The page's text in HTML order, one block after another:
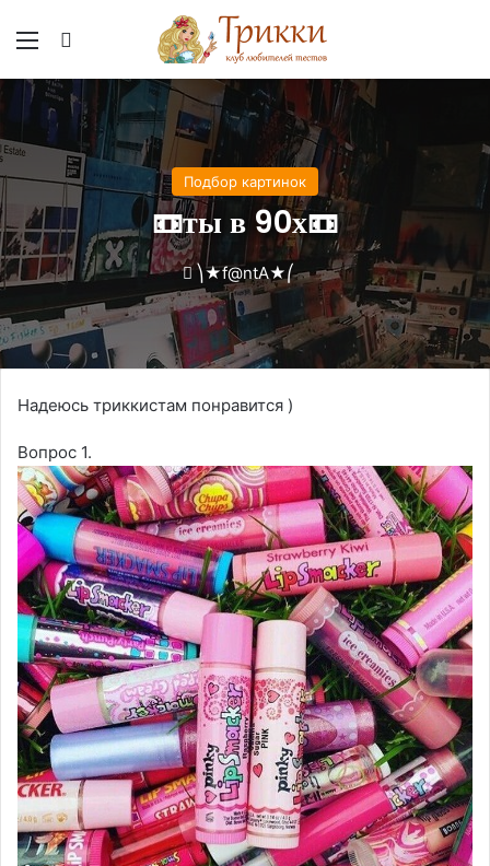
Меню
Подбор картинок
📼ты в 90х📼
⎞★f@ntA★⎛
Надеюсь триккистам понравится )
Вопрос 1.